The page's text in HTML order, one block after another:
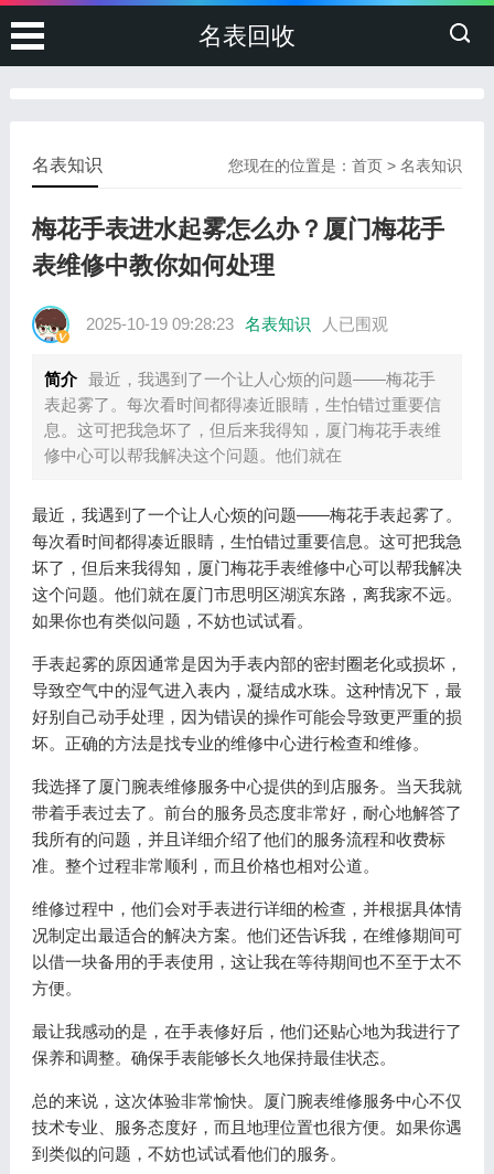
名表回收
您现在的位置是：首页 >名表知识
名表知识
梅花手表进水起雾怎么办？厦门梅花手
表维修中教你如何处理
2025-10-19 09:28:23 名表知识 人已围观
简介 最近，我遇到了一个让人心烦的问题——梅花手
表起雾了。每次看时间都得凑近眼睛，生怕错过重要信
息。这可把我急坏了，但后来我得知，厦门梅花手表维
修中心可以帮我解决这个问题。他们就在
最近，我遇到了一个让人心烦的问题——梅花手表起雾了。
每次看时间都得凑近眼睛，生怕错过重要信息。这可把我急
坏了，但后来我得知，厦门梅花手表维修中心可以帮我解决
这个问题。他们就在厦门市思明区湖滨东路，离我家不远。
如果你也有类似问题，不妨也试试看。
手表起雾的原因通常是因为手表内部的密封圈老化或损坏，
导致空气中的湿气进入表内，凝结成水珠。这种情况下，最
好别自己动手处理，因为错误的操作可能会导致更严重的损
坏。正确的方法是找专业的维修中心进行检查和维修。
我选择了厦门腕表维修服务中心提供的到店服务。当天我就
带着手表过去了。前台的服务员态度非常好，耐心地解答了
我所有的问题，并且详细介绍了他们的服务流程和收费标
准。整个过程非常顺利，而且价格也相对公道。
维修过程中，他们会对手表进行详细的检查，并根据具体情
况制定出最适合的解决方案。他们还告诉我，在维修期间可
以借一块备用的手表使用，这让我在等待期间也不至于太不
方便。
最让我感动的是，在手表修好后，他们还贴心地为我进行了
保养和调整。确保手表能够长久地保持最佳状态。
总的来说，这次体验非常愉快。厦门腕表维修服务中心不仅
技术专业、服务态度好，而且地理位置也很方便。如果你遇
到类似的问题，不妨也试试看他们的服务。